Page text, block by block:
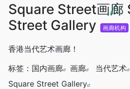
Square Street画廊
Street Gallery
画廊机构
香港当代艺术画廊！
标签： 国内画廊 画廊 当代艺术
Square Street Gallery